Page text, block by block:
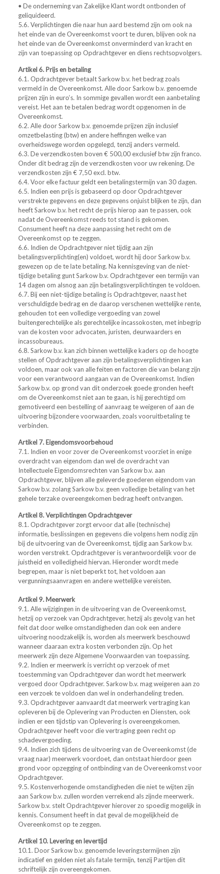
• De onderneming van Zakelijke Klant wordt ontbonden of
geliquideerd.
5.6. Verplichtingen die naar hun aard bestemd zijn om ook na
het einde van de Overeenkomst voort te duren, blijven ook na
het einde van de Overeenkomst onverminderd van kracht en
zijn van toepassing op Opdrachtgever en diens rechtsopvolgers.
Artikel 6. Prijs en betaling
6.1. Opdrachtgever betaalt Sarkow b.v. het bedrag zoals
vermeld in de Overeenkomst. Alle door Sarkow b.v. genoemde
prijzen zijn in euro’s. In sommige gevallen wordt een aanbetaling
vereist. Het aan te betalen bedrag wordt opgenomen in de
Overeenkomst.
6.2. Alle door Sarkow b.v. genoemde prijzen zijn inclusief
omzetbelasting (btw) en andere heffingen welke van
overheidswege worden opgelegd, tenzij anders vermeld.
6.3. De verzendkosten boven € 500,00 exclusief btw zijn franco.
Onder dit bedrag zijn de verzendkosten voor uw rekening. De
verzendkosten zijn € 7,50 excl. btw.
6.4. Voor elke factuur geldt een betalingstermijn van 30 dagen.
6.5. Indien een prijs is gebaseerd op door Opdrachtgever
verstrekte gegevens en deze gegevens onjuist blijken te zijn, dan
heeft Sarkow b.v. het recht de prijs hierop aan te passen, ook
nadat de Overeenkomst reeds tot stand is gekomen.
Consument heeft na deze aanpassing het recht om de
Overeenkomst op te zeggen.
6.6. Indien de Opdrachtgever niet tijdig aan zijn
betalingsverplichting(en) voldoet, wordt hij door Sarkow b.v.
gewezen op de te late betaling. Na kennisgeving van de niet-
tijdige betaling gunt Sarkow b.v. Opdrachtgever een termijn van
14 dagen om alsnog aan zijn betalingsverplichtingen te voldoen.
6.7. Bij een niet-tijdige betaling is Opdrachtgever, naast het
verschuldigde bedrag en de daarop verschenen wettelijke rente,
gehouden tot een volledige vergoeding van zowel
buitengerechtelijke als gerechtelijke incassokosten, met inbegrip
van de kosten voor advocaten, juristen, deurwaarders en
incassobureaus.
6.8. Sarkow b.v. kan zich binnen wettelijke kaders op de hoogte
stellen of Opdrachtgever aan zijn betalingsverplichtingen kan
voldoen, maar ook van alle feiten en factoren die van belang zijn
voor een verantwoord aangaan van de Overeenkomst. Indien
Sarkow b.v. op grond van dit onderzoek goede gronden heeft
om de Overeenkomst niet aan te gaan, is hij gerechtigd om
gemotiveerd een bestelling of aanvraag te weigeren of aan de
uitvoering bijzondere voorwaarden, zoals vooruitbetaling te
verbinden.
Artikel 7. Eigendomsvoorbehoud
7.1. Indien en voor zover de Overeenkomst voorziet in enige
overdracht van eigendom dan wel de overdracht van
Intellectuele Eigendomsrechten van Sarkow b.v. aan
Opdrachtgever, blijven alle geleverde goederen eigendom van
Sarkow b.v. zolang Sarkow b.v. geen volledige betaling van het
gehele terzake overeengekomen bedrag heeft ontvangen.
Artikel 8. Verplichtingen Opdrachtgever
8.1. Opdrachtgever zorgt ervoor dat alle (technische)
informatie, beslissingen en gegevens die volgens hem nodig zijn
bij de uitvoering van de Overeenkomst, tijdig aan Sarkow b.v.
worden verstrekt. Opdrachtgever is verantwoordelijk voor de
juistheid en volledigheid hiervan. Hieronder wordt mede
begrepen, maar is niet beperkt tot, het voldoen aan
vergunningsaanvragen en andere wettelijke vereisten.
Artikel 9. Meerwerk
9.1. Alle wijzigingen in de uitvoering van de Overeenkomst,
hetzij op verzoek van Opdrachtgever, hetzij als gevolg van het
feit dat door welke omstandigheden dan ook een andere
uitvoering noodzakelijk is, worden als meerwerk beschouwd
wanneer daaraan extra kosten verbonden zijn. Op het
meerwerk zijn deze Algemene Voorwaarden van toepassing.
9.2. Indien er meerwerk is verricht op verzoek of met
toestemming van Opdrachtgever dan wordt het meerwerk
vergoed door Opdrachtgever. Sarkow b.v. mag weigeren aan zo
een verzoek te voldoen dan wel in onderhandeling treden.
9.3. Opdrachtgever aanvaardt dat meerwerk vertraging kan
opleveren bij de Oplevering van Producten en Diensten, ook
indien er een tijdstip van Oplevering is overeengekomen.
Opdrachtgever heeft voor die vertraging geen recht op
schadevergoeding.
9.4. Indien zich tijdens de uitvoering van de Overeenkomst (de
vraag naar) meerwerk voordoet, dan ontstaat hierdoor geen
grond voor opzegging of ontbinding van de Overeenkomst voor
Opdrachtgever.
9.5. Kostenverhogende omstandigheden die niet te wijten zijn
aan Sarkow b.v. zullen worden verrekend als zijnde meerwerk.
Sarkow b.v. stelt Opdrachtgever hierover zo spoedig mogelijk in
kennis. Consument heeft in dat geval de mogelijkheid de
Overeenkomst op te zeggen.
Artikel 10. Levering en levertijd
10.1. Door Sarkow b.v. genoemde leveringstermijnen zijn
indicatief en gelden niet als fatale termijn, tenzij Partijen dit
schriftelijk zijn overeengekomen.